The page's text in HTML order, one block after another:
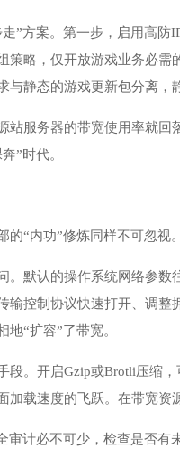
”方案。第一步，启用高
略，仅开放游戏业务必
静态的游戏更新包分离，
站服务器的带宽使用率就
”时代。
的“内功”修炼同样不可忽视
。默认的操作系统网络参
输控制协议快速打开、调
“扩容”了带宽。
段。开启Gzip或Brotli压缩
加载速度的飞跃。在带宽资
审计必不可少，检查是否